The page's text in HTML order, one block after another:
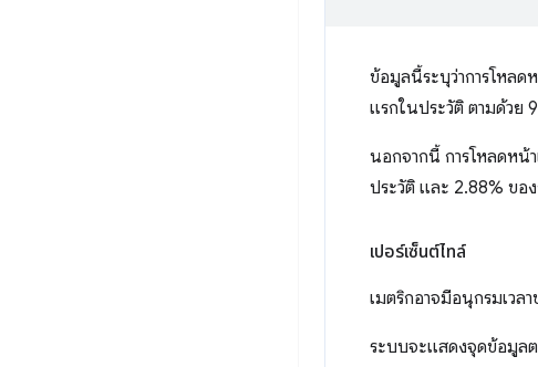
ข้อมูลนี้ระบุว่าการโหลด
แรกในประวัติ ตามด้วย
นอกจากนี้ การโหลดหน้
ประวัติ และ 2.88% ขอ
เปอร์เซ็นต์ไทล์
เมตริกอาจมีอนุกรมเวล
ระบบจะแสดงจุดข้อมูล